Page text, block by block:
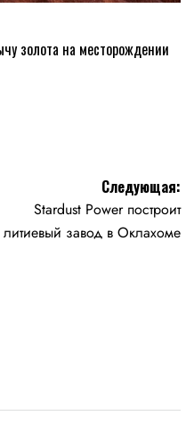
золота на месторождении
Следующая:
Stardust Power построит
литиевый завод в Оклахоме